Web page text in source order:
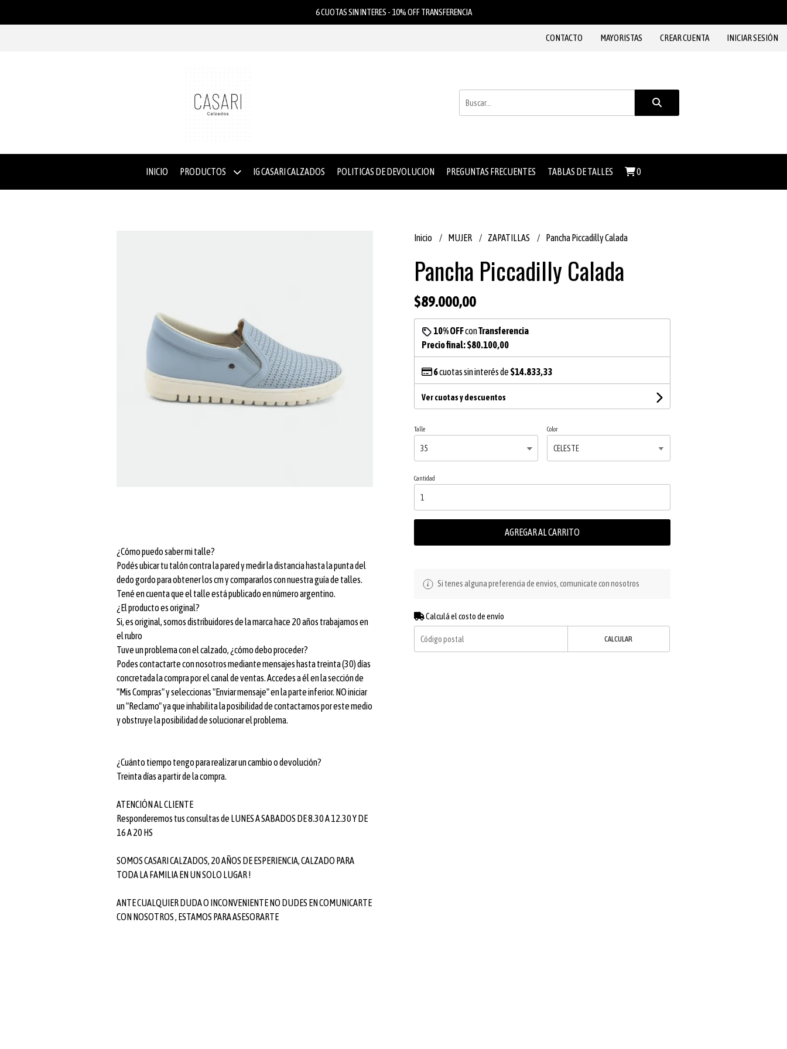
6 CUOTAS SIN INTERES - 10% OFF TRANSFERENCIA
CONTACTO MAYORISTAS CREAR CUENTA INICIAR SESIÓN
INICIO PRODUCTOS IG CASARI CALZADOS POLITICAS DE DEVOLUCION PREGUNTAS FRECUENTES TABLAS DE TALLES 0
¿Cómo puedo saber mi talle?
Podés ubicar tu talón contra la pared y medir la distancia hasta la punta del
dedo gordo para obtener los cm y compararlos con nuestra guía de talles.
Tené en cuenta que el talle está publicado en número argentino.
¿El producto es original?
Si, es original, somos distribuidores de la marca hace 20 años trabajamos en
el rubro
Tuve un problema con el calzado, ¿cómo debo proceder?
Podes contactarte con nosotros mediante mensajes hasta treinta (30) días
concretada la compra por el canal de ventas. Accedes a él en la sección de
"Mis Compras" y seleccionas "Enviar mensaje" en la parte inferior. NO iniciar
un "Reclamo" ya que inhabilita la posibilidad de contactarnos por este medio
y obstruye la posibilidad de solucionar el problema.
¿Cuánto tiempo tengo para realizar un cambio o devolución?
Treinta días a partir de la compra.
ATENCIÓN AL CLIENTE
Responderemos tus consultas de LUNES A SABADOS DE 8.30 A 12.30 Y DE
16 A 20 HS
SOMOS CASARI CALZADOS, 20 AÑOS DE ESPERIENCIA, CALZADO PARA
TODA LA FAMILIA EN UN SOLO LUGAR !
ANTE CUALQUIER DUDA O INCONVENIENTE NO DUDES EN COMUNICARTE
CON NOSOTROS , ESTAMOS PARA ASESORARTE
Inicio MUJER ZAPATILLAS Pancha Piccadilly Calada
Pancha Piccadilly Calada
$89.000,00
10% OFFconTransferencia
Precio final:$80.100,00
6cuotas sin interés de $14.833,33
Ver cuotas y descuentos
Talle Color
Cantidad
AGREGAR AL CARRITO
Si tenes alguna preferencia de envios, comunicate con nosotros
Calculá el costo de envío
CALCULAR